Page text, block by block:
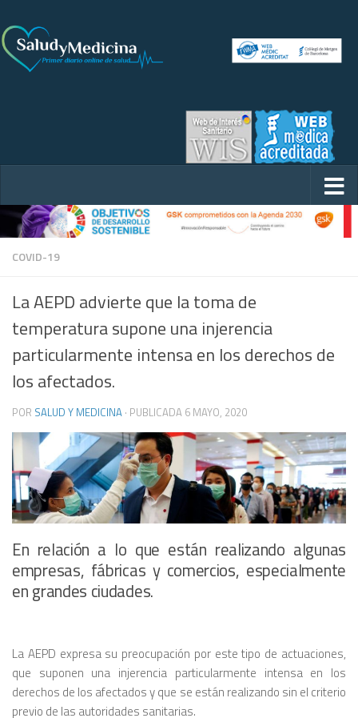
COVID-19
La AEPD advierte que la toma de
temperatura supone una injerencia
particularmente intensa en los derechos de
los afectados.
POR SALUD Y MEDICINA · PUBLICADA 6 MAYO, 2020
En relación a lo que están realizando algunas
empresas, fábricas y comercios, especialmente
en grandes ciudades.
La AEPD expresa su preocupación por este tipo de actuaciones,
que suponen una injerencia particularmente intensa en los
derechos de los afectados y que se están realizando sin el criterio
previo de las autoridades sanitarias.